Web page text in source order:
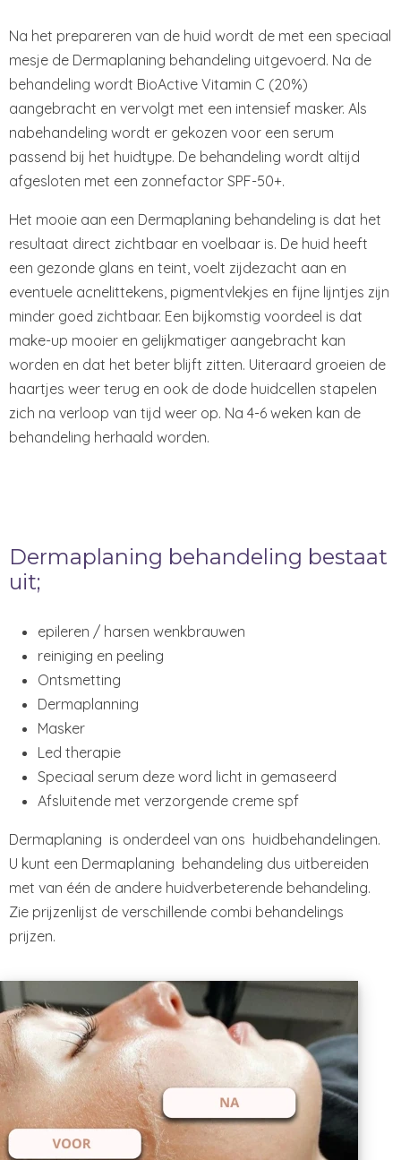
Na het prepareren van de huid wordt de met een speciaal
mesje de Dermaplaning behandeling uitgevoerd. Na de
behandeling wordt BioActive Vitamin C (20%)
aangebracht en vervolgt met een intensief masker. Als
nabehandeling wordt er gekozen voor een serum
passend bij het huidtype. De behandeling wordt altijd
afgesloten met een zonnefactor SPF-50+.
Het mooie aan een Dermaplaning behandeling is dat het
resultaat direct zichtbaar en voelbaar is. De huid heeft
een gezonde glans en teint, voelt zijdezacht aan en
eventuele acnelittekens, pigmentvlekjes en fijne lijntjes zijn
minder goed zichtbaar. Een bijkomstig voordeel is dat
make-up mooier en gelijkmatiger aangebracht kan
worden en dat het beter blijft zitten. Uiteraard groeien de
haartjes weer terug en ook de dode huidcellen stapelen
zich na verloop van tijd weer op. Na 4-6 weken kan de
behandeling herhaald worden.
Dermaplaning behandeling bestaat
uit;
epileren / harsen wenkbrauwen
reiniging en peeling
Ontsmetting
Dermaplanning
Masker
Led therapie
Speciaal serum deze word licht in gemaseerd
Afsluitende met verzorgende creme spf
Dermaplaning is onderdeel van ons huidbehandelingen.
U kunt een Dermaplaning behandeling dus uitbereiden
met van één de andere huidverbeterende behandeling.
Zie prijzenlijst de verschillende combi behandelings
prijzen.